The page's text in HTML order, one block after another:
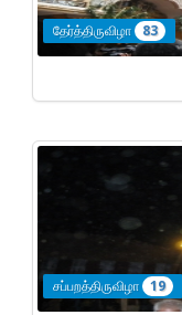
தேர்த்திருவிழா 83
சப்பற‌த்திருவிழா 19